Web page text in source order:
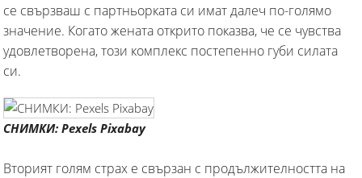
се свързваш с партньорката си имат далеч по-голямо
значение. Когато жената открито показва, че се чувства
удовлетворена, този комплекс постепенно губи силата
си.
СНИМКИ: Pexels Pixabay
Вторият голям страх е свързан с продължителността на